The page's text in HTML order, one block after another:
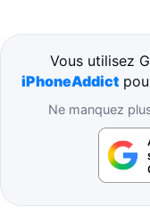
Vous utilisez
iPhoneAddict
Ne manquez